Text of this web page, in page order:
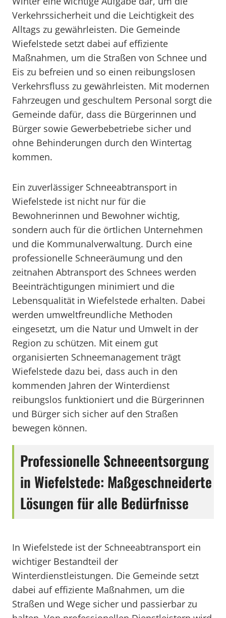
Verkehrssicherheit und die Leichtigkeit des
Alltags zu gewährleisten. Die Gemeinde
Wiefelstede setzt dabei auf effiziente
Maßnahmen, um die Straßen von Schnee und
Eis zu befreien und so einen reibungslosen
Verkehrsfluss zu gewährleisten. Mit modernen
Fahrzeugen und geschultem Personal sorgt die
Gemeinde dafür, dass die Bürgerinnen und
Bürger sowie Gewerbebetriebe sicher und
ohne Behinderungen durch den Wintertag
kommen.
Ein zuverlässiger Schneeabtransport in
Wiefelstede ist nicht nur für die
Bewohnerinnen und Bewohner wichtig,
sondern auch für die örtlichen Unternehmen
und die Kommunalverwaltung. Durch eine
professionelle Schneeräumung und den
zeitnahen Abtransport des Schnees werden
Beeinträchtigungen minimiert und die
Lebensqualität in Wiefelstede erhalten. Dabei
werden umweltfreundliche Methoden
eingesetzt, um die Natur und Umwelt in der
Region zu schützen. Mit einem gut
organisierten Schneemanagement trägt
Wiefelstede dazu bei, dass auch in den
kommenden Jahren der Winterdienst
reibungslos funktioniert und die Bürgerinnen
und Bürger sich sicher auf den Straßen
bewegen können.
Professionelle Schneeentsorgung
in Wiefelstede: Maßgeschneiderte
Lösungen für alle Bedürfnisse
In Wiefelstede ist der Schneeabtransport ein
wichtiger Bestandteil der
Winterdienstleistungen. Die Gemeinde setzt
dabei auf effiziente Maßnahmen, um die
Straßen und Wege sicher und passierbar zu